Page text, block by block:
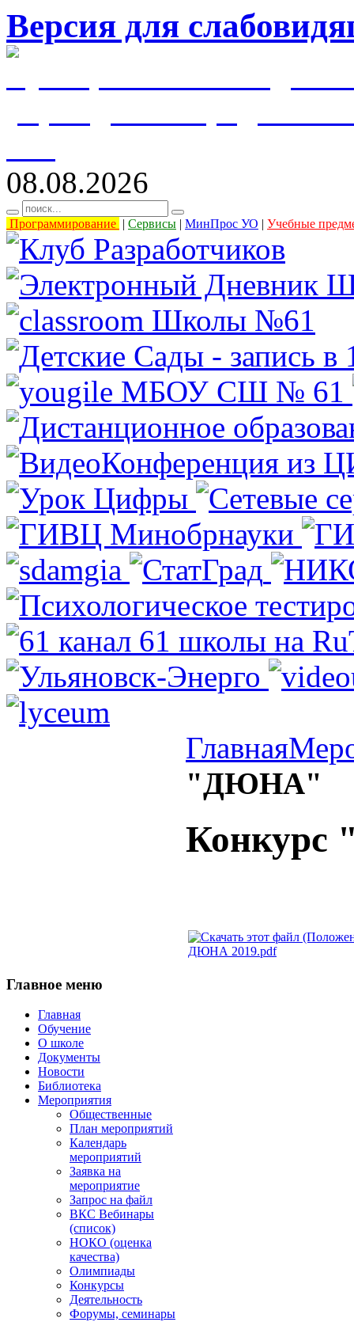
Версия для
08.08.2026
Программирование | Сервисы | МинПрос УО | Учебные
Главная
"ДЮНА"
ДЮНА 2019.pdf
Главное меню
Главная
Обучение
О школе
Документы
Новости
Библиотека
Мероприятия
Общественные
План мероприятий
Календарь
мероприятий
Заявка на
мероприятие
Запрос на файл
ВКС Вебинары
(список)
НОКО (оценка
качества)
Олимпиады
Конкурсы
Деятельность
Форумы, семинары